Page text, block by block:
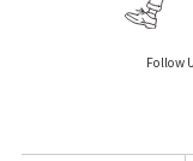
Follow